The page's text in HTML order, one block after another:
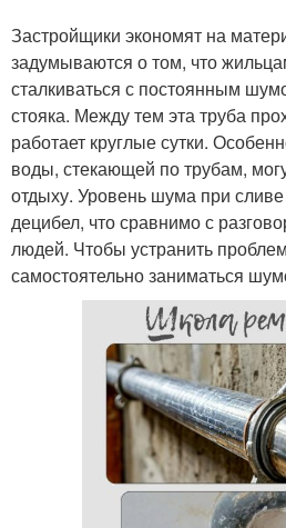
Застройщики экономят на
задумываются о том, что
сталкиваться с постоянным
стояка. Между тем эта труба
работает круглые сутки.
воды, стекающей по трубам,
отдыху. Уровень шума при
децибел, что сравнимо с
людей. Чтобы устранить
самостоятельно заниматься